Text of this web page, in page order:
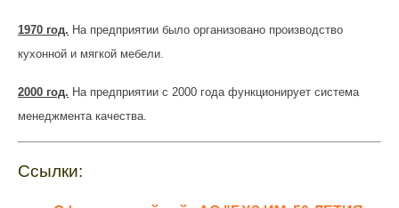
1970 год. На предприятии было организовано производство
кухонной и мягкой мебели.
2000 год. На предприятии с 2000 года функционирует система
менеджмента качества.
Ссылки: